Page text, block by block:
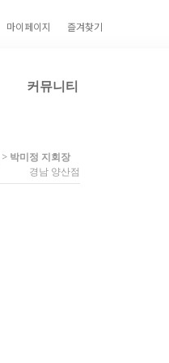
마이페이지 즐겨찾기
커뮤니티
> 박미정 지회장
경남 양산점